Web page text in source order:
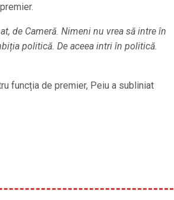
de Cameră. Nimeni nu vrea să intre în
politică. De aceea intri în politică.
funcția de premier, Peiu a subliniat